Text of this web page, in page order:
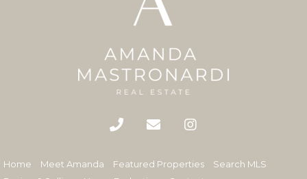
Home Meet Amanda Featured Properties
Search MLS